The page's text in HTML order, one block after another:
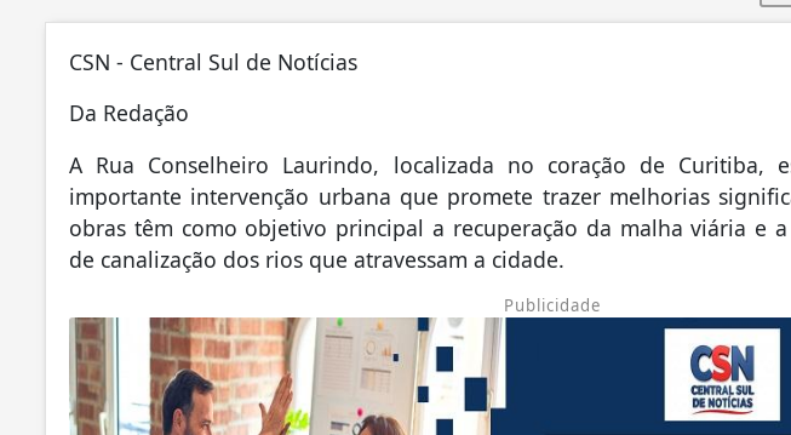
CSN - Central Sul de Notícias
Da Redação
A Rua Conselheiro Laurindo, localizada no coração de Curitiba,
importante intervenção urbana que promete trazer melhorias
obras têm como objetivo principal a recuperação da malha viária e
de canalização dos rios que atravessam a cidade.
Publicidade